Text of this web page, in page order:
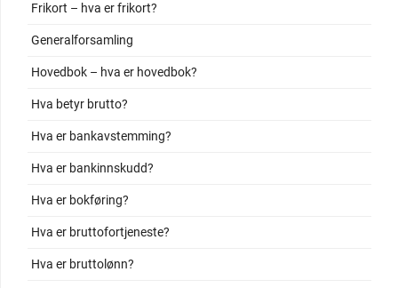
Frikort – hva er frikort?
Generalforsamling
Hovedbok – hva er hovedbok?
Hva betyr brutto?
Hva er bankavstemming?
Hva er bankinnskudd?
Hva er bokføring?
Hva er bruttofortjeneste?
Hva er bruttolønn?